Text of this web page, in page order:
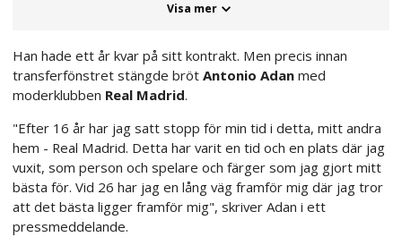
Visa mer
Han hade ett år kvar på sitt kontrakt. Men precis innan
transferfönstret stängde bröt Antonio Adan med
moderklubben Real Madrid.
"Efter 16 år har jag satt stopp för min tid i detta, mitt andra
hem - Real Madrid. Detta har varit en tid och en plats där jag
vuxit, som person och spelare och färger som jag gjort mitt
bästa för. Vid 26 har jag en lång väg framför mig där jag tror
att det bästa ligger framför mig", skriver Adan i ett
pressmeddelande.